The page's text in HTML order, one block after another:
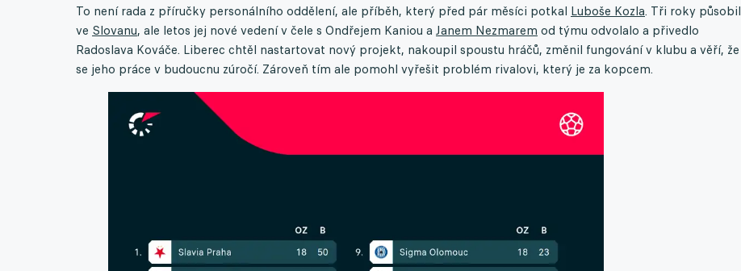
To není rada z příručky personálního oddělení, ale příběh, který před pár měsíci potkal Luboše Kozla. Tři roky působil
ve Slovanu, ale letos jej nové vedení v čele s Ondřejem Kaniou a Janem Nezmarem od týmu odvolalo a přivedlo
Radoslava Kováče. Liberec chtěl nastartovat nový projekt, nakoupil spoustu hráčů, změnil fungování v klubu a věří, že
se jeho práce v budoucnu zúročí. Zároveň tím ale pomohl vyřešit problém rivalovi, který je za kopcem.